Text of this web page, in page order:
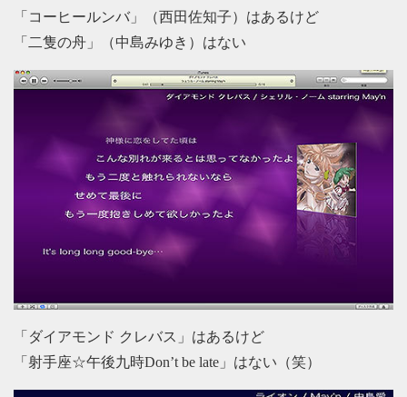
「コーヒールンバ」（西田佐知子）はあるけど
「二隻の舟」（中島みゆき）はない
「ダイアモンド クレバス」はあるけど
「射手座☆午後九時Don’t be late」はない（笑）